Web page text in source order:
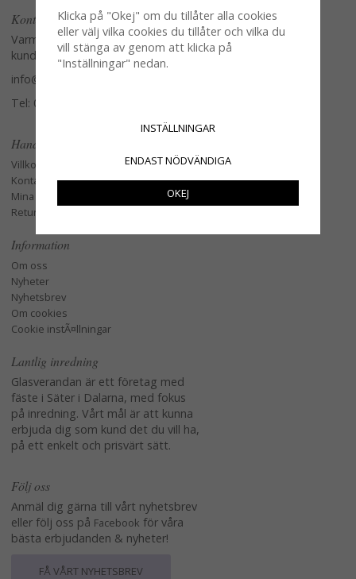
Kontakta oss
Varmt välkommen att kontakta vår
kundtjänst.
info@glasverandan.se
Tel: 079-3495968
Handla
Villkor
Kontakta oss
Mina favoriter
Retur och Reklamation
Information
Om oss
Nyheter
Nyhetsbrev
Om cookies
Cookie instÃ¤llningar
Lantlig inredning
Glasverandan är ett företag med
fäste i Säter i Dalarna, med fokus
på inredning. Vårt mål är att kunna
erbjuda dig som kund det du vill ha,
på ett enkelt och prisvärt sätt.
Följ oss
Anmäl dig gärna till vårt nyhetsbrev
eller följ oss på Facebook för våra
bästa erbjudanden & nyheter!
FÅ VÅRT NYHETSBREV
Klicka på "Okej" om du tillåter alla cookies
eller välj vilka cookies du tillåter och vilka du
vill stänga av genom att klicka på
"Inställningar" nedan.
INSTÄLLNINGAR
ENDAST NÖDVÄNDIGA
OKEJ